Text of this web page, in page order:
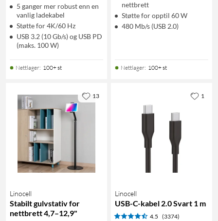
5 ganger mer robust enn en
vanlig ladekabel
Støtte for 4K/60 Hz
USB 3.2 (10 Gb/s) og USB PD
(maks. 100 W)
Nettlager: 100+ st
nettbrett
Støtte for opptil 60 W
480 Mb/s (USB 2.0)
Nettlager: 100+ st
Linocell
Stabilt gulvstativ for
nettbrett 4,7–12,9"
13
Linocell
USB-C-kabel 2.0 Svart 1 m
4.5 (3374)
1